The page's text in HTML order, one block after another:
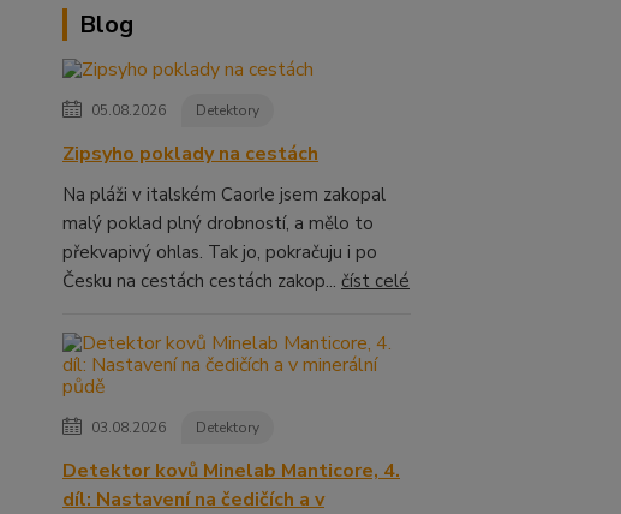
Blog
05.08.2026 Detektory
Zipsyho poklady na cestách
Na pláži v italském Caorle jsem zakopal
malý poklad plný drobností, a mělo to
překvapivý ohlas. Tak jo, pokračuju i po
Česku na cestách cestách zakop... číst celé
03.08.2026 Detektory
Detektor kovů Minelab Manticore, 4.
díl: Nastavení na čedičích a v